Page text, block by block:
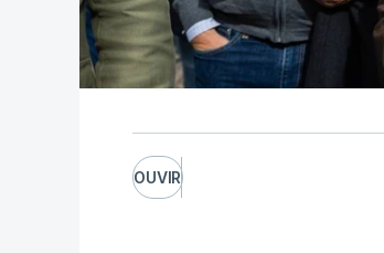
OUVIR